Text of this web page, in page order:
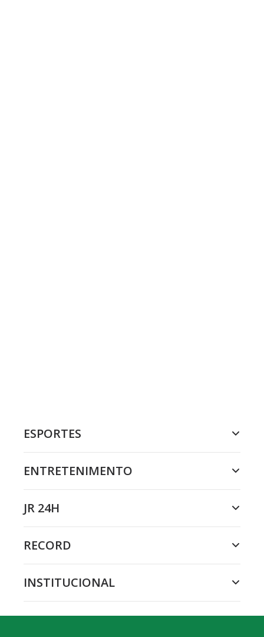
ESPORTES
ENTRETENIMENTO
JR 24H
RECORD
INSTITUCIONAL